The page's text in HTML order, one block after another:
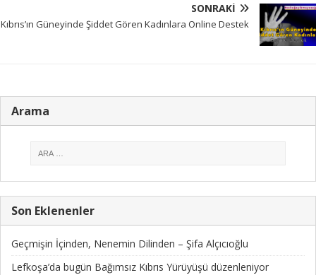
SONRAKI
Kıbrıs’ın Güneyinde Şiddet Gören Kadınlara Online Destek
Arama
Son Eklenenler
Geçmişin İçinden, Nenemin Dilinden – Şifa Alçıcıoğlu
Lefkoşa’da bugün Bağımsız Kıbrıs Yürüyüşü düzenleniyor